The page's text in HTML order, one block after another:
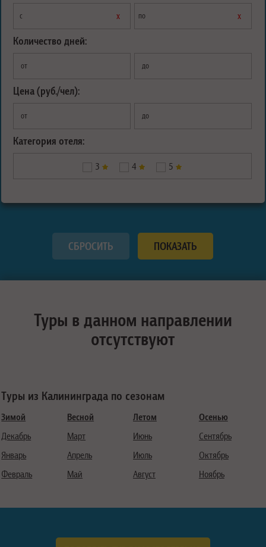
с х по х
Количество дней:
от до
Цена (руб./чел):
от до
Категория отеля:
3 4 5
Туры в данном направлении
отсутствуют
Туры из Калининграда по сезонам
Зимой
Декабрь
Январь
Февраль
Весной
Март
Апрель
Май
Летом
Июнь
Июль
Август
Осенью
Сентябрь
Октябрь
Ноябрь